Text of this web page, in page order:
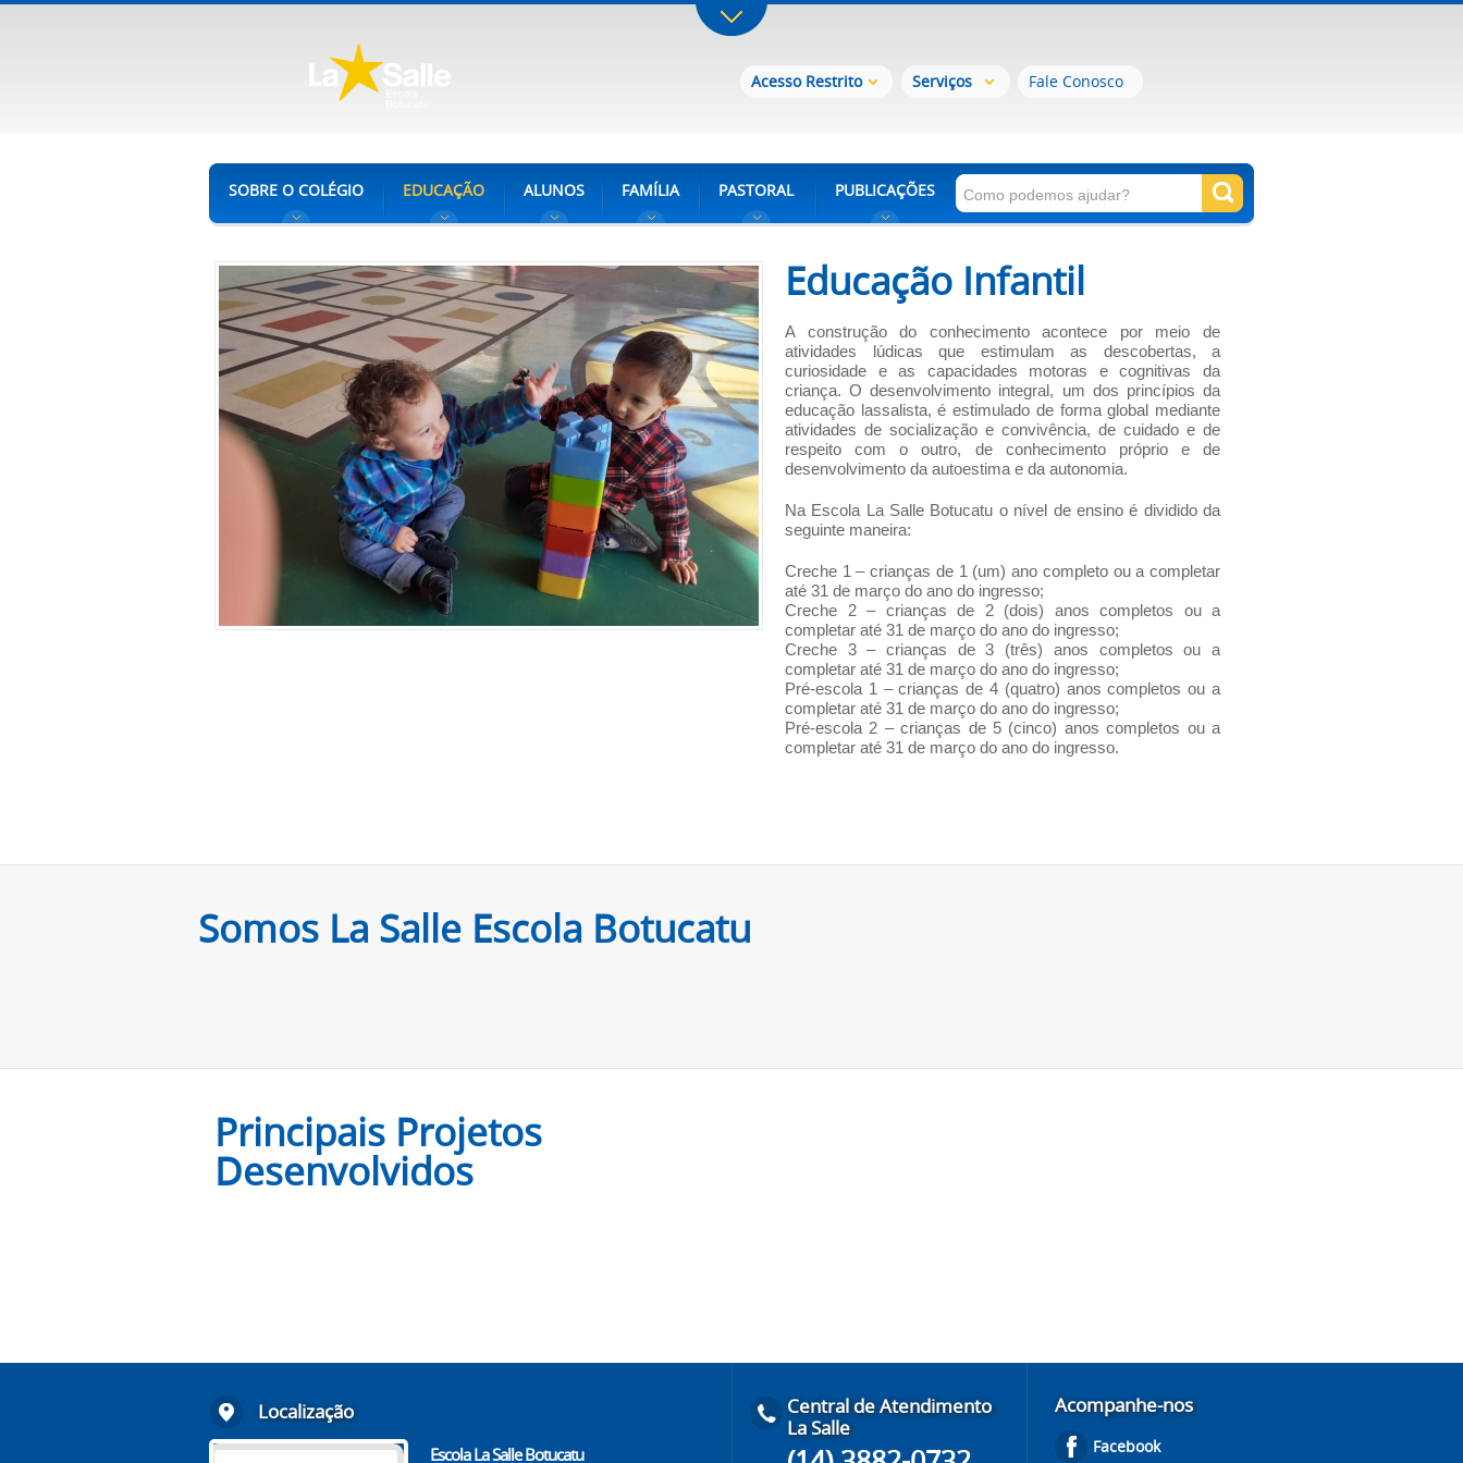
Acesso Restrito Serviços Fale Conosco
SOBRE O COLÉGIO EDUCAÇÃO ALUNOS FAMÍLIA PASTORAL PUBLICAÇÕES
Educação Infantil
A construção do conhecimento acontece por meio de
atividades lúdicas que estimulam as descobertas, a
curiosidade e as capacidades motoras e cognitivas da
criança. O desenvolvimento integral, um dos princípios da
educação lassalista, é estimulado de forma global mediante
atividades de socialização e convivência, de cuidado e de
respeito com o outro, de conhecimento próprio e de
desenvolvimento da autoestima e da autonomia.
Na Escola La Salle Botucatu o nível de ensino é dividido da
seguinte maneira:
Creche 1 – crianças de 1 (um) ano completo ou a completar
até 31 de março do ano do ingresso;
Creche 2 – crianças de 2 (dois) anos completos ou a
completar até 31 de março do ano do ingresso;
Creche 3 – crianças de 3 (três) anos completos ou a
completar até 31 de março do ano do ingresso;
Pré-escola 1 – crianças de 4 (quatro) anos completos ou a
completar até 31 de março do ano do ingresso;
Pré-escola 2 – crianças de 5 (cinco) anos completos ou a
completar até 31 de março do ano do ingresso.
Somos La Salle Escola Botucatu
Principais Projetos
Desenvolvidos
Localização
Escola La Salle Botucatu
Central de Atendimento
La Salle
Acompanhe-nos
Facebook